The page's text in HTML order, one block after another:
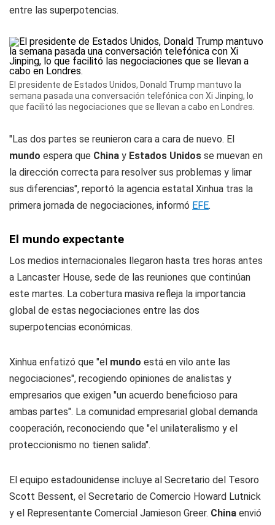
entre las superpotencias.
El presidente de Estados Unidos, Donald Trump mantuvo la
semana pasada una conversación telefónica con Xi Jinping, lo
que facilitó las negociaciones que se llevan a cabo en Londres.
"Las dos partes se reunieron cara a cara de nuevo. El
mundo espera que China y Estados Unidos se muevan en
la dirección correcta para resolver sus problemas y limar
sus diferencias", reportó la agencia estatal Xinhua tras la
primera jornada de negociaciones, informó EFE.
El mundo expectante
Los medios internacionales llegaron hasta tres horas antes
a Lancaster House, sede de las reuniones que continúan
este martes. La cobertura masiva refleja la importancia
global de estas negociaciones entre las dos
superpotencias económicas.
Xinhua enfatizó que "el mundo está en vilo ante las
negociaciones", recogiendo opiniones de analistas y
empresarios que exigen "un acuerdo beneficioso para
ambas partes". La comunidad empresarial global demanda
cooperación, reconociendo que "el unilateralismo y el
proteccionismo no tienen salida".
El equipo estadounidense incluye al Secretario del Tesoro
Scott Bessent, el Secretario de Comercio Howard Lutnick
y el Representante Comercial Jamieson Greer. China envió